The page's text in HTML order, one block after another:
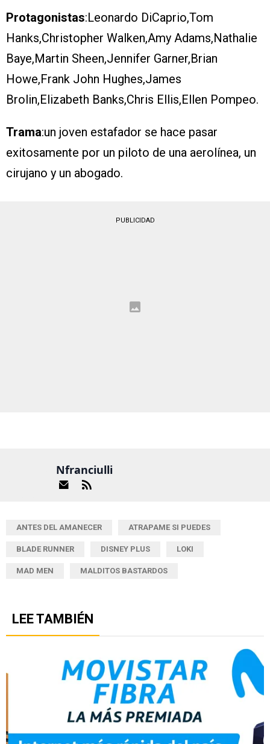
Protagonistas:Leonardo DiCaprio,Tom
Hanks,Christopher Walken,Amy Adams,Nathalie
Baye,Martin Sheen,Jennifer Garner,Brian
Howe,Frank John Hughes,James
Brolin,Elizabeth Banks,Chris Ellis,Ellen Pompeo.
Trama:un joven estafador se hace pasar
exitosamente por un piloto de una aerolínea, un
cirujano y un abogado.
PUBLICIDAD
Nfranciulli
ANTES DEL AMANECER ATRAPAME SI PUEDES
BLADE RUNNER DISNEY PLUS LOKI
MAD MEN MALDITOS BASTARDOS
LEE TAMBIÉN